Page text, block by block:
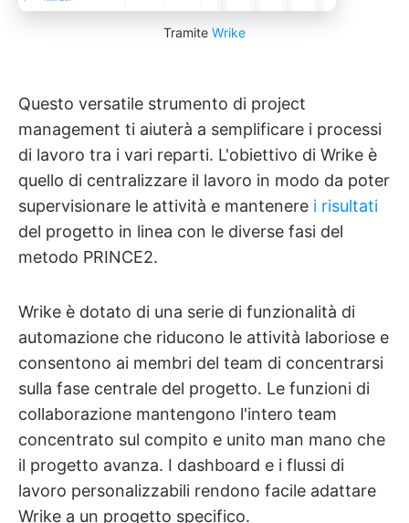
Tramite Wrike
Questo versatile strumento di project
management ti aiuterà a semplificare i processi
di lavoro tra i vari reparti. L'obiettivo di Wrike è
quello di centralizzare il lavoro in modo da poter
supervisionare le attività e mantenere i risultati
del progetto in linea con le diverse fasi del
metodo PRINCE2.
Wrike è dotato di una serie di funzionalità di
automazione che riducono le attività laboriose e
consentono ai membri del team di concentrarsi
sulla fase centrale del progetto. Le funzioni di
collaborazione mantengono l'intero team
concentrato sul compito e unito man mano che
il progetto avanza. I dashboard e i flussi di
lavoro personalizzabili rendono facile adattare
Wrike a un progetto specifico.